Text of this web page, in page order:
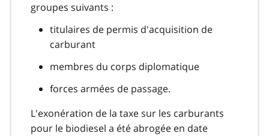
groupes suivants :
titulaires de permis d'acquisition de
carburant
membres du corps diplomatique
forces armées de passage.
L'exonération de la taxe sur les carburants
pour le biodiesel a été abrogée en date